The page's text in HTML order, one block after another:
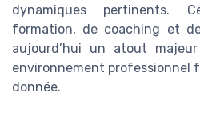
dynamiques pertinents.
formation, de coaching et
aujourd’hui un atout
environnement professionnel
donnée.